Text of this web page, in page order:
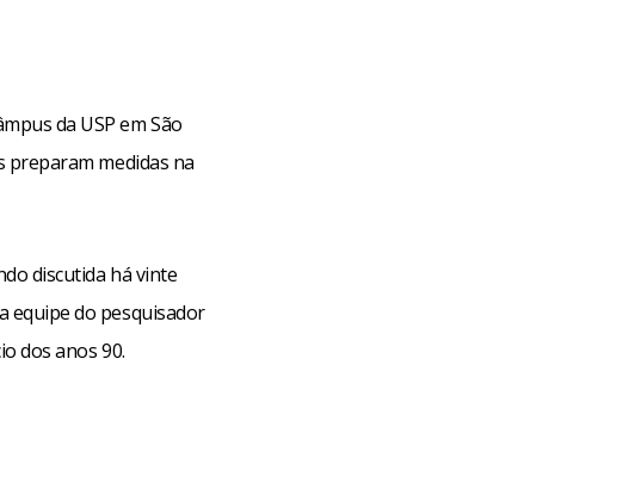
da USP em São
preparam medidas na
discutida há vinte
equipe do pesquisador
dos anos 90.